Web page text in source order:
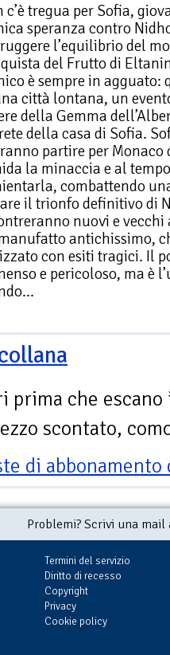
c’è tregua per Sofia,
speranza contro
l’equilibrio del
del Frutto di
è sempre in
città lontana, un
della Gemma
della casa di Sofia.
partire per
la minaccia e al
combattendo
il trionfo definitivo di
nuovi e
antichissimo,
con esiti tragici. Il
e pericoloso, ma è
che escano
scontato,
di
Problemi? Scrivi una
Termini del servizio
Diritto di recesso
Copyright
Privacy
Cookie policy